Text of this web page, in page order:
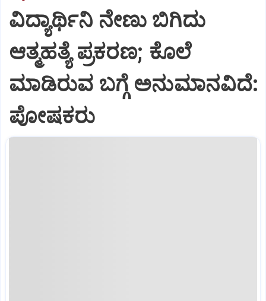
ವಿದ್ಯಾರ್ಥಿನಿ ನೇಣು ಬಿಗಿದು
ಆತ್ಮಹತ್ಯೆ ಪ್ರಕರಣ; ಕೊಲೆ
ಮಾಡಿರುವ ಬಗ್ಗೆ ಅನುಮಾನವಿದೆ:
ಪೋಷಕರು